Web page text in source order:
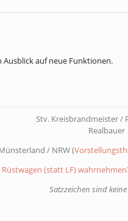
auf neue Funktionen.
Stv. Kreisbrandmeister /
Realbauer
/ NRW (
(statt LF)
Satzzeichen sind